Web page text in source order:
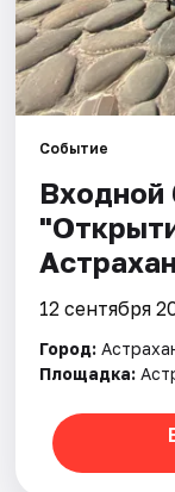
Событие
Входной
12 сентября
Город:
Площадка: